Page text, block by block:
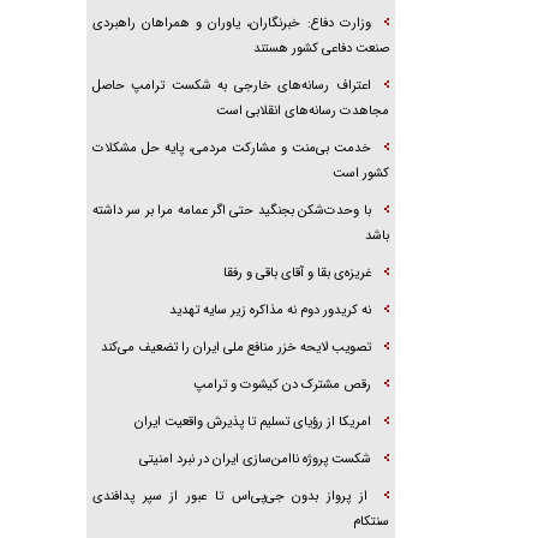
وزارت دفاع: خبرنگاران، یاوران و همراهان راهبردی
صنعت دفاعی کشور هستند
اعتراف رسانه‌های خارجی به شکست ترامپ حاصل
مجاهدت رسانه‌های انقلابی است
خدمت بی‌منت و مشارکت مردمی، پایه حل مشکلات
کشور است
با وحدت‌شکن بجنگید حتی اگر عمامه مرا بر سر داشته
باشد
غریزه‌ی بقا و آقای باقی و رفقا
نه کریدور دوم نه مذاکره زیر سایه تهدید
تصویب لایحه خزر منافع ملی ایران را تضعیف می‌کند
رقص مشترک دن کیشوت و ترامپ
امریکا از رؤیای تسلیم تا پذیرش واقعیت ایران
شکست پروژه ناامن‌سازی ایران در نبرد امنیتی
از پرواز بدون جی‌پی‌اس تا عبور از سپر پدافندی
سنتکام